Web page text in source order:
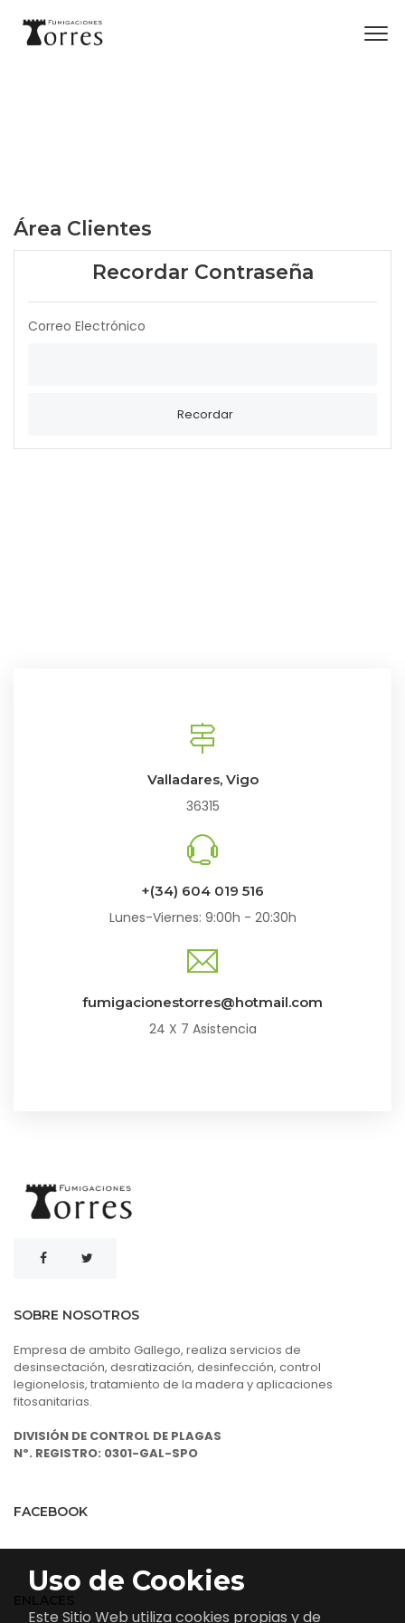
Área Clientes
Recordar Contraseña
Correo Electrónico
Recordar
Valladares, Vigo
36315
+(34) 604 019 516
Lunes-Viernes: 9:00h - 20:30h
fumigacionestorres@hotmail.com
24 X 7 Asistencia
SOBRE NOSOTROS
Empresa de ambito Gallego, realiza servicios de
desinsectación, desratización, desinfección, control
legionelosis, tratamiento de la madera y aplicaciones
fitosanitarias.
DIVISIÓN DE CONTROL DE PLAGAS
Nº. REGISTRO: 0301-GAL-SPO
FACEBOOK
Uso de Cookies
Este Sitio Web utiliza cookies propias y de